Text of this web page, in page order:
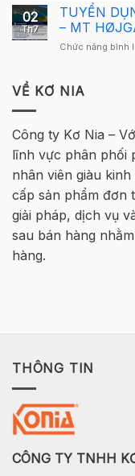
02
Th7
TUYỂN
– MT
Chức năng bình
VỀ KƠ NIA
Công ty Kơ Nia –
lĩnh vực phân phối
nhân viên giàu
cấp sản phẩm đơn
giải pháp, dịch vụ
sau bán hàng
hàng.
THÔNG TIN
CÔNG TY TNHH